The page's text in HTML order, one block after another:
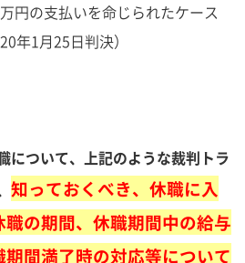
円の支払いを命じられたケース
年1月25日判決）
について、上記のような裁判トラ
知っておくべき、休職に入
の期間、休職期間中の給与
間満了時の対応等について